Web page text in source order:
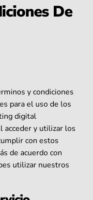
De
y condiciones
para el uso de los
digital
acceder y utilizar los
con estos
de acuerdo con
utilizar nuestros